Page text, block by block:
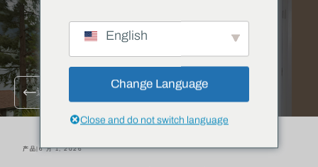
返回所有博客
产品 6 月 1, 2026
English
Change Language
Close and do not switch language